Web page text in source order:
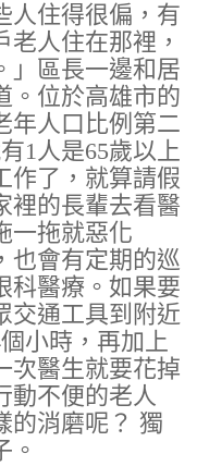
人住得很偏，有
人住在那裡，
」區長一邊和居
。位於高雄市的
年人口比例第二
1人是65歲以上
作了，就算請假
裡的長輩去看醫
一拖就惡化
也會有定期的巡
科醫療。如果要
交通工具到附近
小時，再加上
次醫生就要花掉
動不便的老人
的消磨呢？ 獨
。